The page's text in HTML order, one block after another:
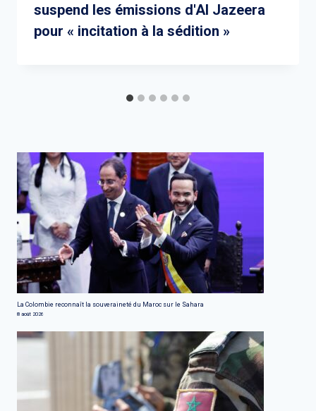
suspend les émissions d'Al Jazeera
pour « incitation à la sédition »
La Colombie reconnaît la souveraineté du Maroc sur le Sahara
8 août 2026